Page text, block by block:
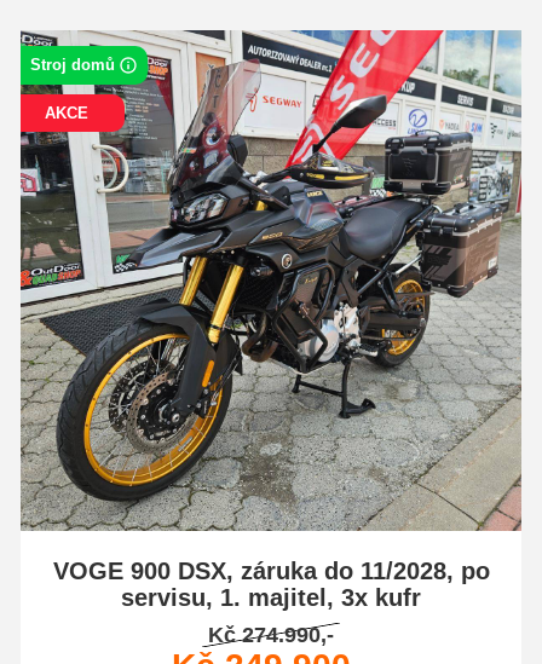
Stroj domů
AKCE
VOGE 900 DSX, záruka do 11/2028, po
servisu, 1. majitel, 3x kufr
Kč 274.990,-